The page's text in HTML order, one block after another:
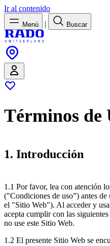
Ir al contenido
Menú | Buscar
Términos de
1. Introducción
1.1 Por favor, lea con atención
("Condiciones de uso”) antes
el "Sitio Web"). Al acceder y
acepta cumplir con las
no use este Sitio Web.
1.2 El presente Sitio Web se